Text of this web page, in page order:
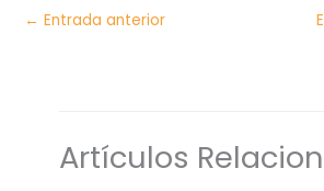
← Entrada anterior
Artículos